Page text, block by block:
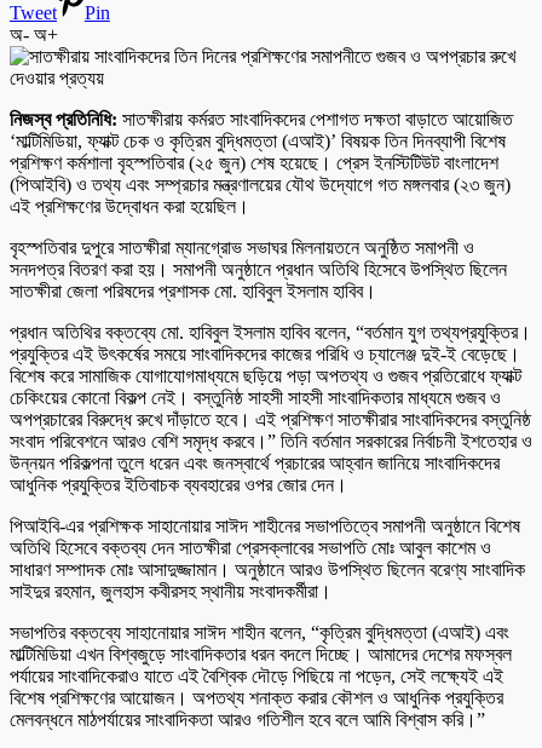
Tweet
Pin
অ- অ+
নিজস্ব প্রতিনিধি: সাতক্ষীরায় কর্মরত সাংবাদিকদের পেশাগত দক্ষতা বাড়াতে আয়োজিত
‘মাল্টিমিডিয়া, ফ্যাক্ট চেক ও কৃত্রিম বুদ্ধিমত্তা (এআই)’ বিষয়ক তিন দিনব্যাপী বিশেষ
প্রশিক্ষণ কর্মশালা বৃহস্পতিবার (২৫ জুন) শেষ হয়েছে। প্রেস ইনস্টিটিউট বাংলাদেশ
(পিআইবি) ও তথ্য এবং সম্প্রচার মন্ত্রণালয়ের যৌথ উদ্যোগে গত মঙ্গলবার (২৩ জুন)
এই প্রশিক্ষণের উদ্বোধন করা হয়েছিল।
বৃহস্পতিবার দুপুরে সাতক্ষীরা ম্যানগ্রোভ সভাঘর মিলনায়তনে অনুষ্ঠিত সমাপনী ও
সনদপত্র বিতরণ করা হয়। সমাপনী অনুষ্ঠানে প্রধান অতিথি হিসেবে উপস্থিত ছিলেন
সাতক্ষীরা জেলা পরিষদের প্রশাসক মো. হাবিবুল ইসলাম হাবিব।
প্রধান অতিথির বক্তব্যে মো. হাবিবুল ইসলাম হাবিব বলেন, “বর্তমান যুগ তথ্যপ্রযুক্তির।
প্রযুক্তির এই উৎকর্ষের সময়ে সাংবাদিকদের কাজের পরিধি ও চ্যালেঞ্জ দুই-ই বেড়েছে।
বিশেষ করে সামাজিক যোগাযোগমাধ্যমে ছড়িয়ে পড়া অপতথ্য ও গুজব প্রতিরোধে ফ্যাক্ট
চেকিংয়ের কোনো বিকল্প নেই। বস্তুনিষ্ঠ সাহসী সাহসী সাংবাদিকতার মাধ্যমে গুজব ও
অপপ্রচারের বিরুদ্ধে রুখে দাঁড়াতে হবে। এই প্রশিক্ষণ সাতক্ষীরার সাংবাদিকদের বস্তুনিষ্ঠ
সংবাদ পরিবেশনে আরও বেশি সমৃদ্ধ করবে।” তিনি বর্তমান সরকারের নির্বাচনী ইশতেহার ও
উন্নয়ন পরিকল্পনা তুলে ধরেন এবং জনস্বার্থে প্রচারের আহ্বান জানিয়ে সাংবাদিকদের
আধুনিক প্রযুক্তির ইতিবাচক ব্যবহারের ওপর জোর দেন।
পিআইবি-এর প্রশিক্ষক সাহানোয়ার সাঈদ শাহীনের সভাপতিত্বে সমাপনী অনুষ্ঠানে বিশেষ
অতিথি হিসেবে বক্তব্য দেন সাতক্ষীরা প্রেসক্লাবের সভাপতি মোঃ আবুল কাশেম ও
সাধারণ সম্পাদক মোঃ আসাদুজ্জামান। অনুষ্ঠানে আরও উপস্থিত ছিলেন বরেণ্য সাংবাদিক
সাইদুর রহমান, জুলহাস কবীরসহ স্থানীয় সংবাদকর্মীরা।
সভাপতির বক্তব্যে সাহানোয়ার সাঈদ শাহীন বলেন, “কৃত্রিম বুদ্ধিমত্তা (এআই) এবং
মাল্টিমিডিয়া এখন বিশ্বজুড়ে সাংবাদিকতার ধরন বদলে দিচ্ছে। আমাদের দেশের মফস্বল
পর্যায়ের সাংবাদিকেরাও যাতে এই বৈশ্বিক দৌড়ে পিছিয়ে না পড়েন, সেই লক্ষ্যেই এই
বিশেষ প্রশিক্ষণের আয়োজন। অপতথ্য শনাক্ত করার কৌশল ও আধুনিক প্রযুক্তির
মেলবন্ধনে মাঠপর্যায়ের সাংবাদিকতা আরও গতিশীল হবে বলে আমি বিশ্বাস করি।”